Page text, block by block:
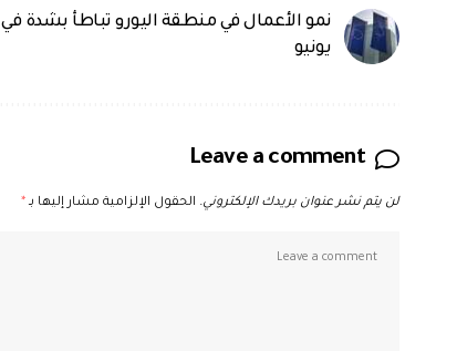
نمو الأعمال في منطقة اليورو تباطأ بشدة في
يونيو
Leave a comment
لن يتم نشر عنوان بريدك الإلكتروني. الحقول الإلزامية مشار إليها بـ*